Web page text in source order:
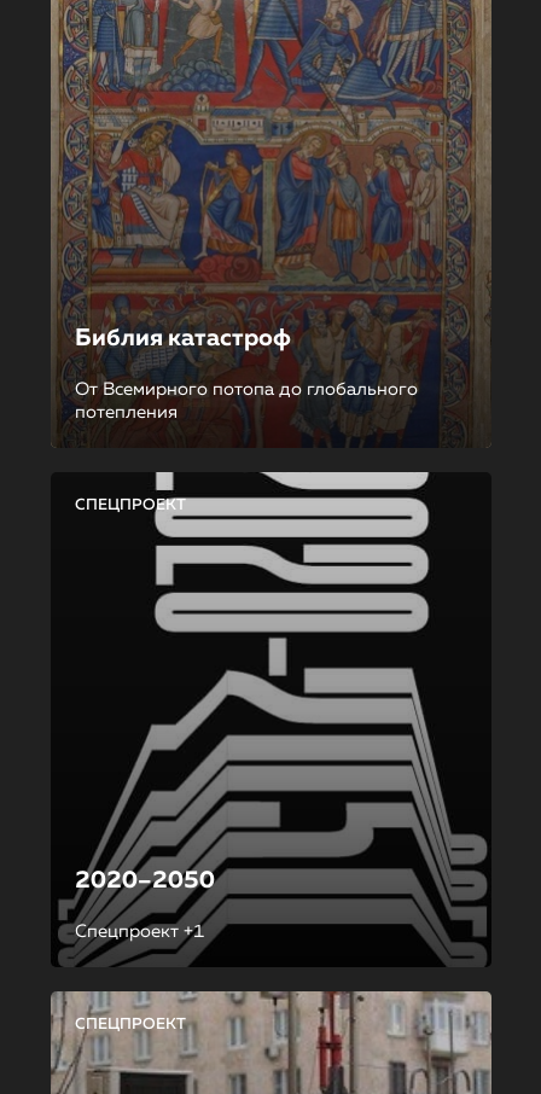
Библия катастроф
От Всемирного потопа до глобального
потепления
СПЕЦПРОЕКТ
2020–2050
Спецпроект +1
СПЕЦПРОЕКТ